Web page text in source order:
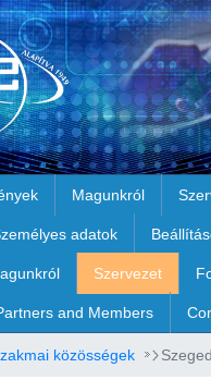
Magunkról
adatok
Szervezet
and Members
közösségek